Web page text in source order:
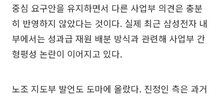
중심 요구안을 유지하면서 다른 사업부 의견은 충분
히 반영하지 않았다는 것이다. 실제 최근 삼성전자 내
부에서는 성과급 재원 배분 방식과 관련해 사업부 간
형평성 논란이 이어지고 있다.
노조 지도부 발언도 도마에 올랐다. 진정인 측은 과거